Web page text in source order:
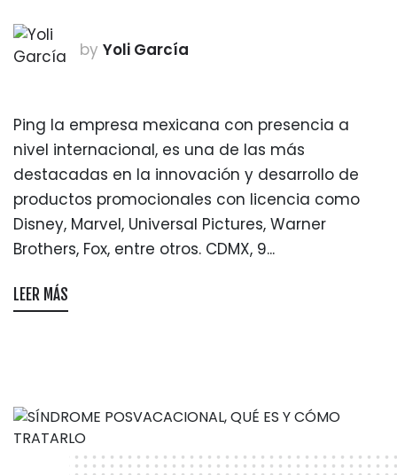
by Yoli García
Ping la empresa mexicana con presencia a
nivel internacional, es una de las más
destacadas en la innovación y desarrollo de
productos promocionales con licencia como
Disney, Marvel, Universal Pictures, Warner
Brothers, Fox, entre otros. CDMX, 9...
LEER MÁS